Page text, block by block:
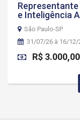
e Inteligência
São Paulo-SP
31/07/26 à 16/12/
R$ 3.000,00